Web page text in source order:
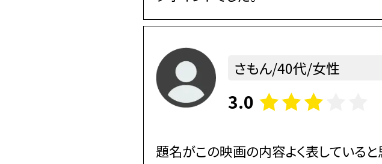
さもん/40代/女性
3.0
題名がこの映画の内容よく表していると